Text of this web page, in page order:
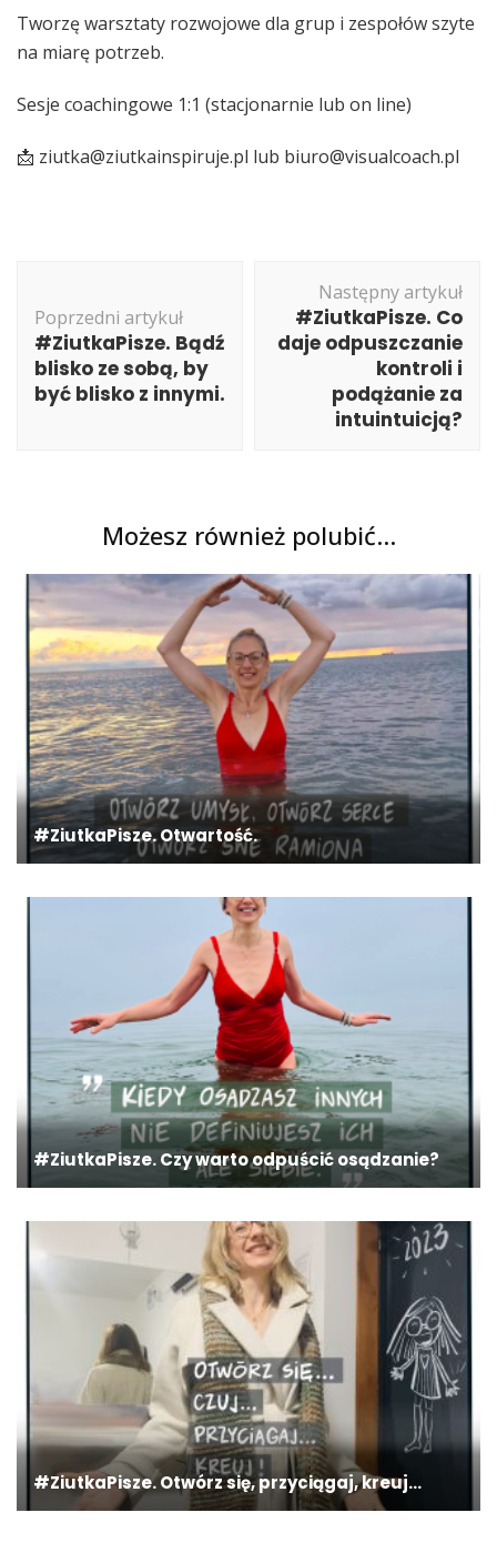
Tworzę warsztaty rozwojowe dla grup i zespołów szyte
na miarę potrzeb.
Sesje coachingowe 1:1 (stacjonarnie lub on line)
📩 ziutka@ziutkainspiruje.pl lub biuro@visualcoach.pl
wpisu
Poprzedni artykuł
#ZiutkaPisze. Bądź
blisko ze sobą, by
być blisko z innymi.
Następny artykuł
#ZiutkaPisze. Co
daje odpuszczanie
kontroli i
podążanie za
intuintuicją?
Możesz również polubić…
#ZiutkaPisze. Otwartość.
#ZiutkaPisze. Czy warto odpuścić osądzanie?
#ZiutkaPisze. Otwórz się, przyciągaj, kreuj…